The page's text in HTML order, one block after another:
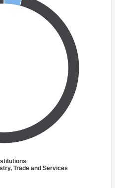
Trade and Services